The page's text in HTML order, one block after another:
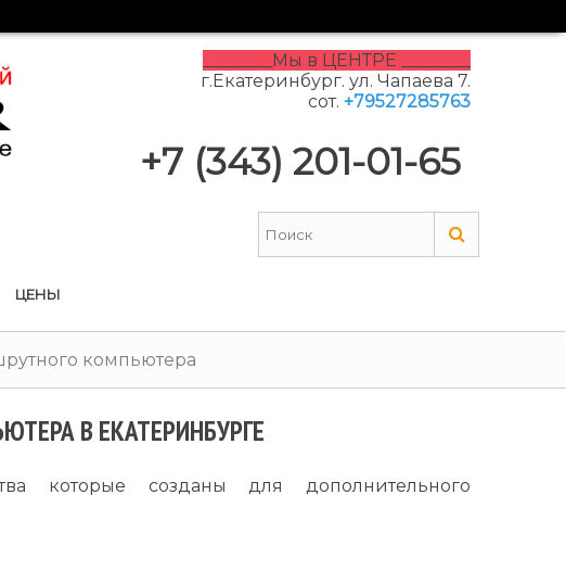
________Мы в ЦЕНТРЕ ________
г.Екатеринбург. ул. Чапаева 7.
сот. +79527285763
+7 (343) 201-01-65
ЦЕНЫ
компьютера
В ЕКАТЕРИНБУРГЕ
которые созданы для дополнительного